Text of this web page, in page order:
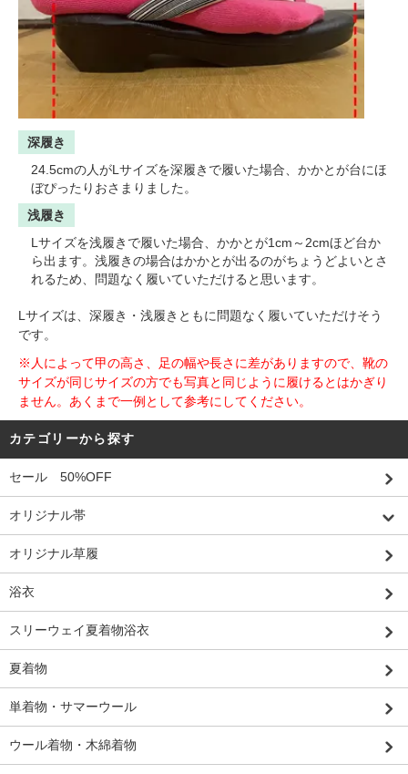
深履き
24.5cmの人がLサイズを深履きで履いた場合、かかとが台にほ
ぼぴったりおさまりました。
浅履き
Lサイズを浅履きで履いた場合、かかとが1cm～2cmほど台か
ら出ます。浅履きの場合はかかとが出るのがちょうどよいとさ
れるため、問題なく履いていただけると思います。
Lサイズは、深履き・浅履きともに問題なく履いていただけそう
です。
※人によって甲の高さ、足の幅や長さに差がありますので、靴の
サイズが同じサイズの方でも写真と同じように履けるとはかぎり
ません。あくまで一例として参考にしてください。
カテゴリーから探す
セール 50%OFF
オリジナル帯
オリジナル草履
浴衣
スリーウェイ夏着物浴衣
夏着物
単着物・サマーウール
ウール着物・木綿着物